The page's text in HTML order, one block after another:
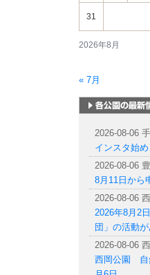
2026年8月
31
« 7月
2026-08-06
インスタ始
2026-08-06
8月11日から
2026-08-06
2026年8月2
団」の活動が
2026-08-06
西岡公園